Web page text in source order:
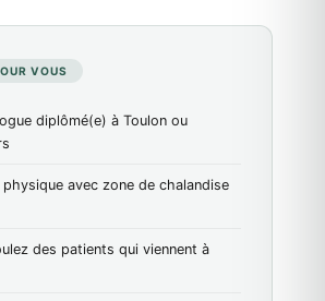
VOUS
diplômé(e) à Toulon ou
physique avec zone de chalandise
des patients qui viennent à